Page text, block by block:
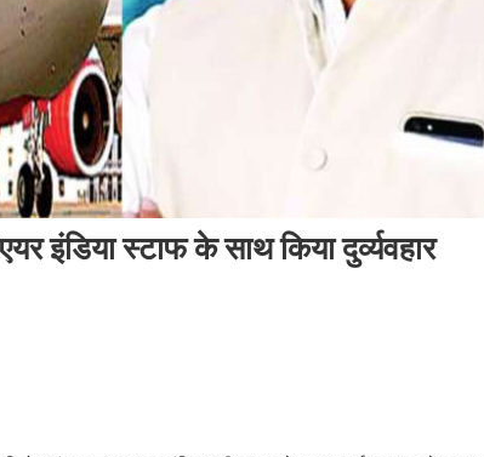
इंडिया स्टाफ के साथ किया दुर्व्यवहार